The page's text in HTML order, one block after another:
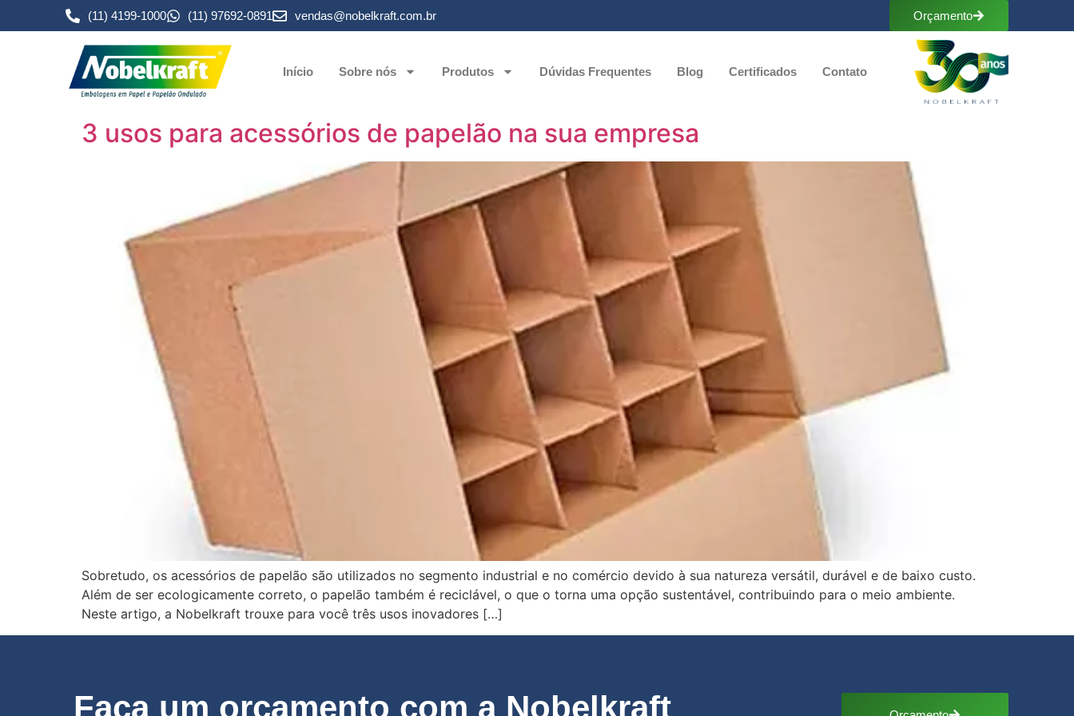
(11) 4199-1000 (11) 97692-0891 vendas@nobelkraft.com.br Orçamento
Início Sobre nós Produtos Dúvidas Frequentes Blog Certificados Contato
3 usos para acessórios de papelão na sua empresa
Sobretudo, os acessórios de papelão são utilizados no segmento industrial e no comércio devido à sua natureza versátil, durável e de baixo custo.
Além de ser ecologicamente correto, o papelão também é reciclável, o que o torna uma opção sustentável, contribuindo para o meio ambiente.
Neste artigo, a Nobelkraft trouxe para você três usos inovadores […]
Faça um orçamento com a Nobelkraft